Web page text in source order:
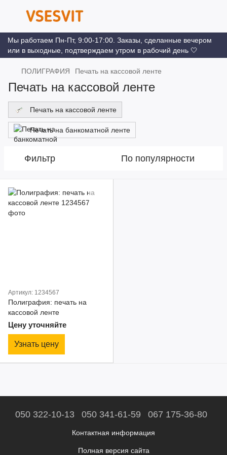
Мы работаем Пн-Пт, 9:00-17:00. Заказы, сделанные вечером
или в выходные, подтверждаем утром в рабочий день 🤍
ПОЛИГРАФИЯ Печать на кассовой ленте
Печать на кассовой ленте
Печать на кассовой ленте
Печать на банкоматной ленте
Фильтр По популярности
Артикул: 1234567
Полиграфия: печать на
кассовой ленте
Цену уточняйте
Узнать цену
050 322-10-13 050 341-61-59 067 175-36-80
Контактная информация
Полная версия сайта